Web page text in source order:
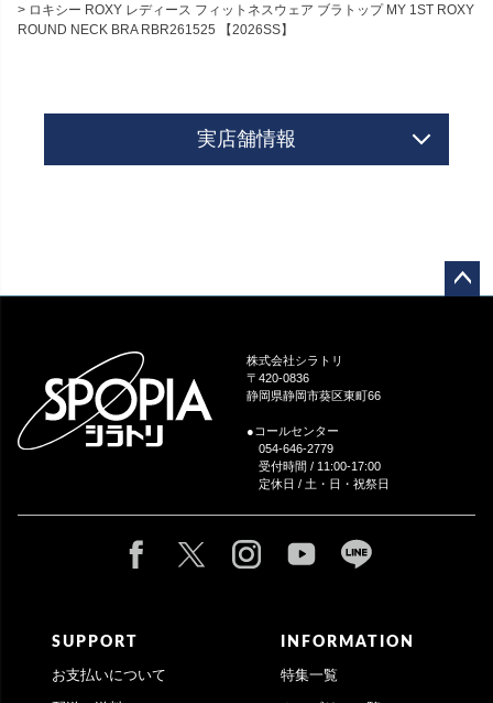
ロキシー ROXY レディース フィットネスウェア ブラトップ MY 1ST ROXY
ROUND NECK BRA RBR261525 【2026SS】
実店舗情報
株式会社シラトリ
〒420-0836
静岡県静岡市葵区東町66
●コールセンター
054-646-2779
受付時間 / 11:00-17:00
定休日 / 土・日・祝祭日
SUPPORT
お支払いについて
INFORMATION
特集一覧